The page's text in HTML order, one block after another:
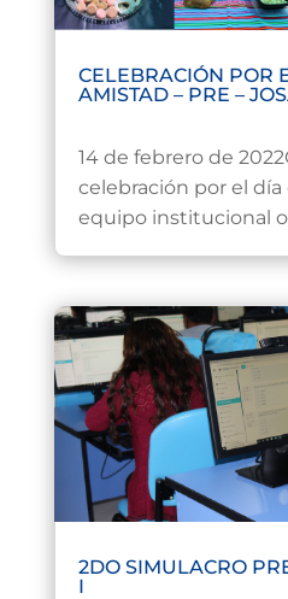
CELEBRACIÓN POR
AMISTAD – PRE –
14 de febrero de
celebración por el día
equipo institucional
2DO SIMULACRO
I